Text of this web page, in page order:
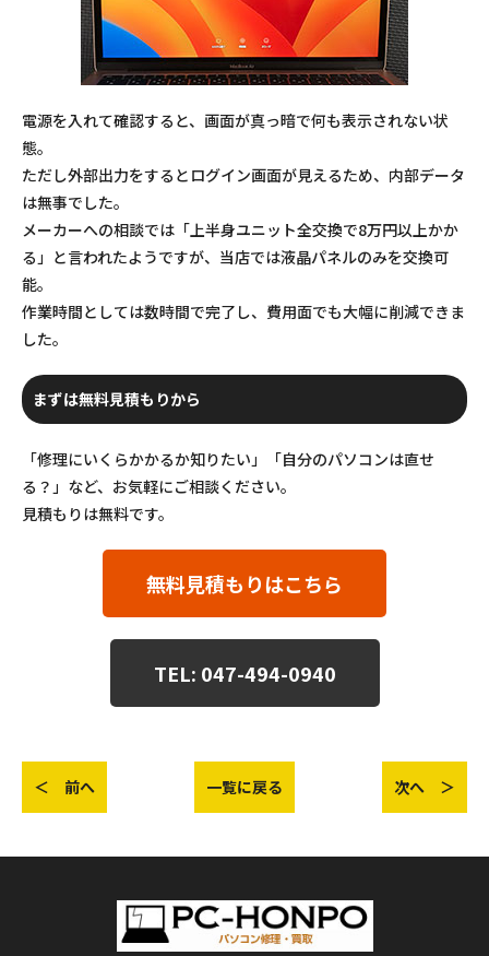
電源を入れて確認すると、画面が真っ暗で何も表示されない状
態。
ただし外部出力をするとログイン画面が見えるため、内部データ
は無事でした。
メーカーへの相談では「上半身ユニット全交換で8万円以上かか
る」と言われたようですが、当店では液晶パネルのみを交換可
能。
作業時間としては数時間で完了し、費用面でも大幅に削減できま
した。
まずは無料見積もりから
「修理にいくらかかるか知りたい」「自分のパソコンは直せ
る？」など、お気軽にご相談ください。
見積もりは無料です。
無料見積もりはこちら
TEL: 047-494-0940
＜ 前へ 一覧に戻る 次へ ＞